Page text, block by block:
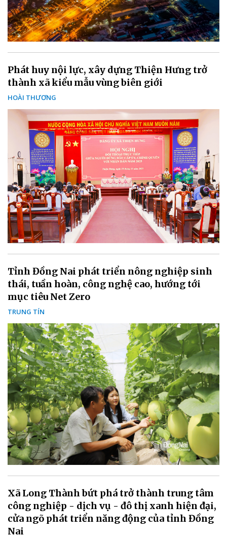
Phát huy nội lực, xây dựng Thiện Hưng trở
thành xã kiểu mẫu vùng biên giới
HOÀI THƯƠNG
Tỉnh Đồng Nai phát triển nông nghiệp sinh
thái, tuần hoàn, công nghệ cao, hướng tới
mục tiêu Net Zero
TRUNG TÍN
Xã Long Thành bứt phá trở thành trung tâm
công nghiệp - dịch vụ - đô thị xanh hiện đại,
cửa ngõ phát triển năng động của tỉnh Đồng
Nai